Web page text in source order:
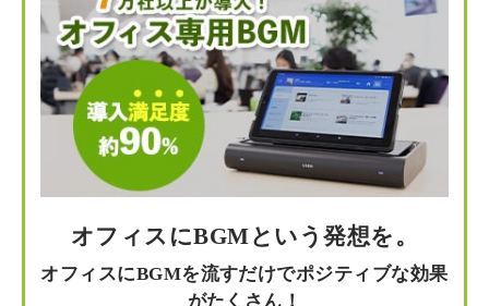
オフィスにBGMという発想を。
オフィスにBGMを流すだけでポジティブな効果
がたくさん！